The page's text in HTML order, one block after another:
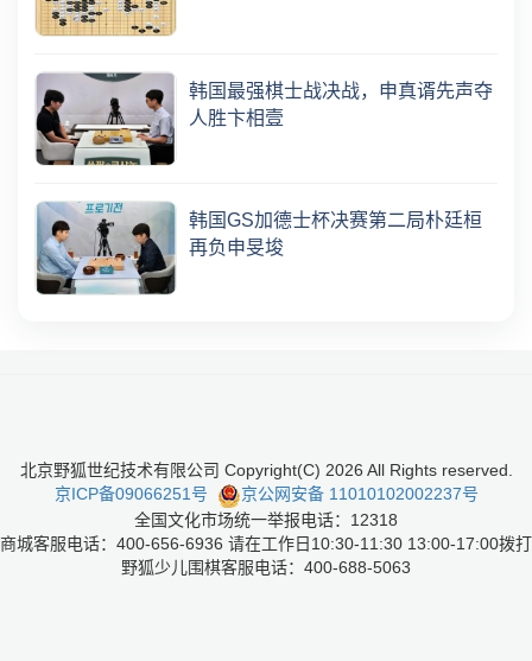
韩国最强棋士战决战，申真谞先声夺
人胜卞相壹
韩国GS加德士杯决赛第二局朴廷桓
再负申旻埈
北京野狐世纪技术有限公司 Copyright(C) 2026 All Rights reserved.
京ICP备09066251号
京公网安备 11010102002237号
全国文化市场统一举报电话：12318
商城客服电话：400-656-6936 请在工作日10:30-11:30 13:00-17:00拨打
野狐少儿围棋客服电话：400-688-5063